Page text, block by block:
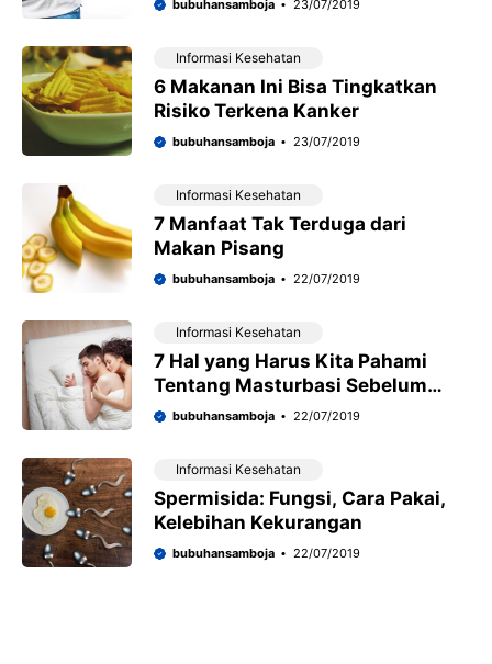
bubuhansamboja 23/07/2019
Informasi Kesehatan
6 Makanan Ini Bisa Tingkatkan
Risiko Terkena Kanker
bubuhansamboja 23/07/2019
Informasi Kesehatan
7 Manfaat Tak Terduga dari
Makan Pisang
bubuhansamboja 22/07/2019
Informasi Kesehatan
7 Hal yang Harus Kita Pahami
Tentang Masturbasi Sebelum
Seks
bubuhansamboja 22/07/2019
Informasi Kesehatan
Spermisida: Fungsi, Cara Pakai,
Kelebihan Kekurangan
bubuhansamboja 22/07/2019